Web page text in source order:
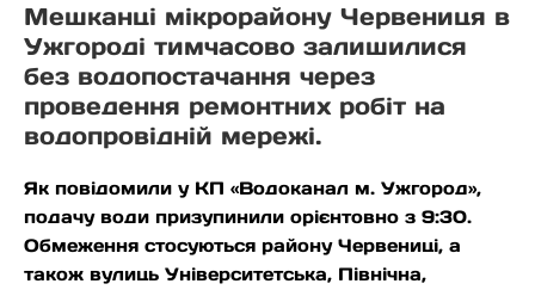
Мешканці мікрорайону Червениця в
Ужгороді тимчасово залишилися
без водопостачання через
проведення ремонтних робіт на
водопровідній мережі.
Як повідомили у КП «Водоканал м. Ужгород»,
подачу води призупинили орієнтовно з 9:30.
Обмеження стосуються району Червениці, а
також вулиць Університетська, Північна,